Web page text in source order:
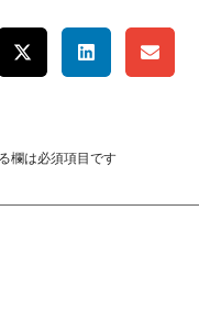
欄は必須項目です